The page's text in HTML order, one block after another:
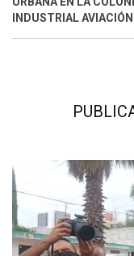
INDUSTRIAL AVIACIÓN